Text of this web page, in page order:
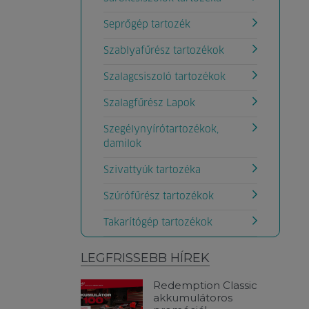
Seprőgép tartozék
Szablyafűrész tartozékok
Szalagcsiszoló tartozékok
Szalagfűrész Lapok
Szegélynyírótartozékok,
damilok
Szivattyúk tartozéka
Szúrófűrész tartozékok
Takarítógép tartozékok
LEGFRISSEBB HÍREK
Redemption Classic
akkumulátoros